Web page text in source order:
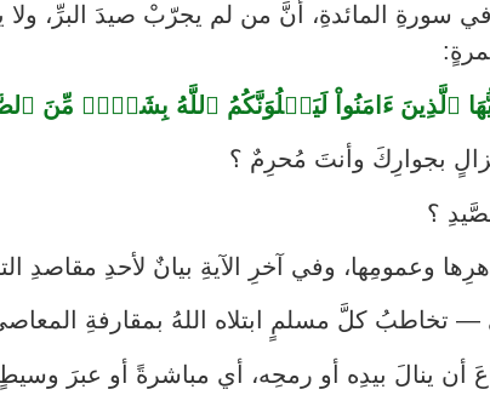
سورةِ المائدةِ، أنَّ من لم يجرّبْ صيدَ البرِّ،
ٱلَّذِينَ ءَامَنُواْ لَيَبۡلُوَنَّكُمُ ٱللَّهُ بِشَيۡءٖ
بجوارِكَ وأنتَ مُحرِمٌ ؟
؟
وعمومِها، وفي آخرِ الآيةِ بيانٌ لأحدِ
— تخاطبُ كلَّ مسلمٍ ابتلاه اللهُ بمقارفةِ
ينالَ بيدِه أو رمحِه، أي مباشرةً أو عبرَ